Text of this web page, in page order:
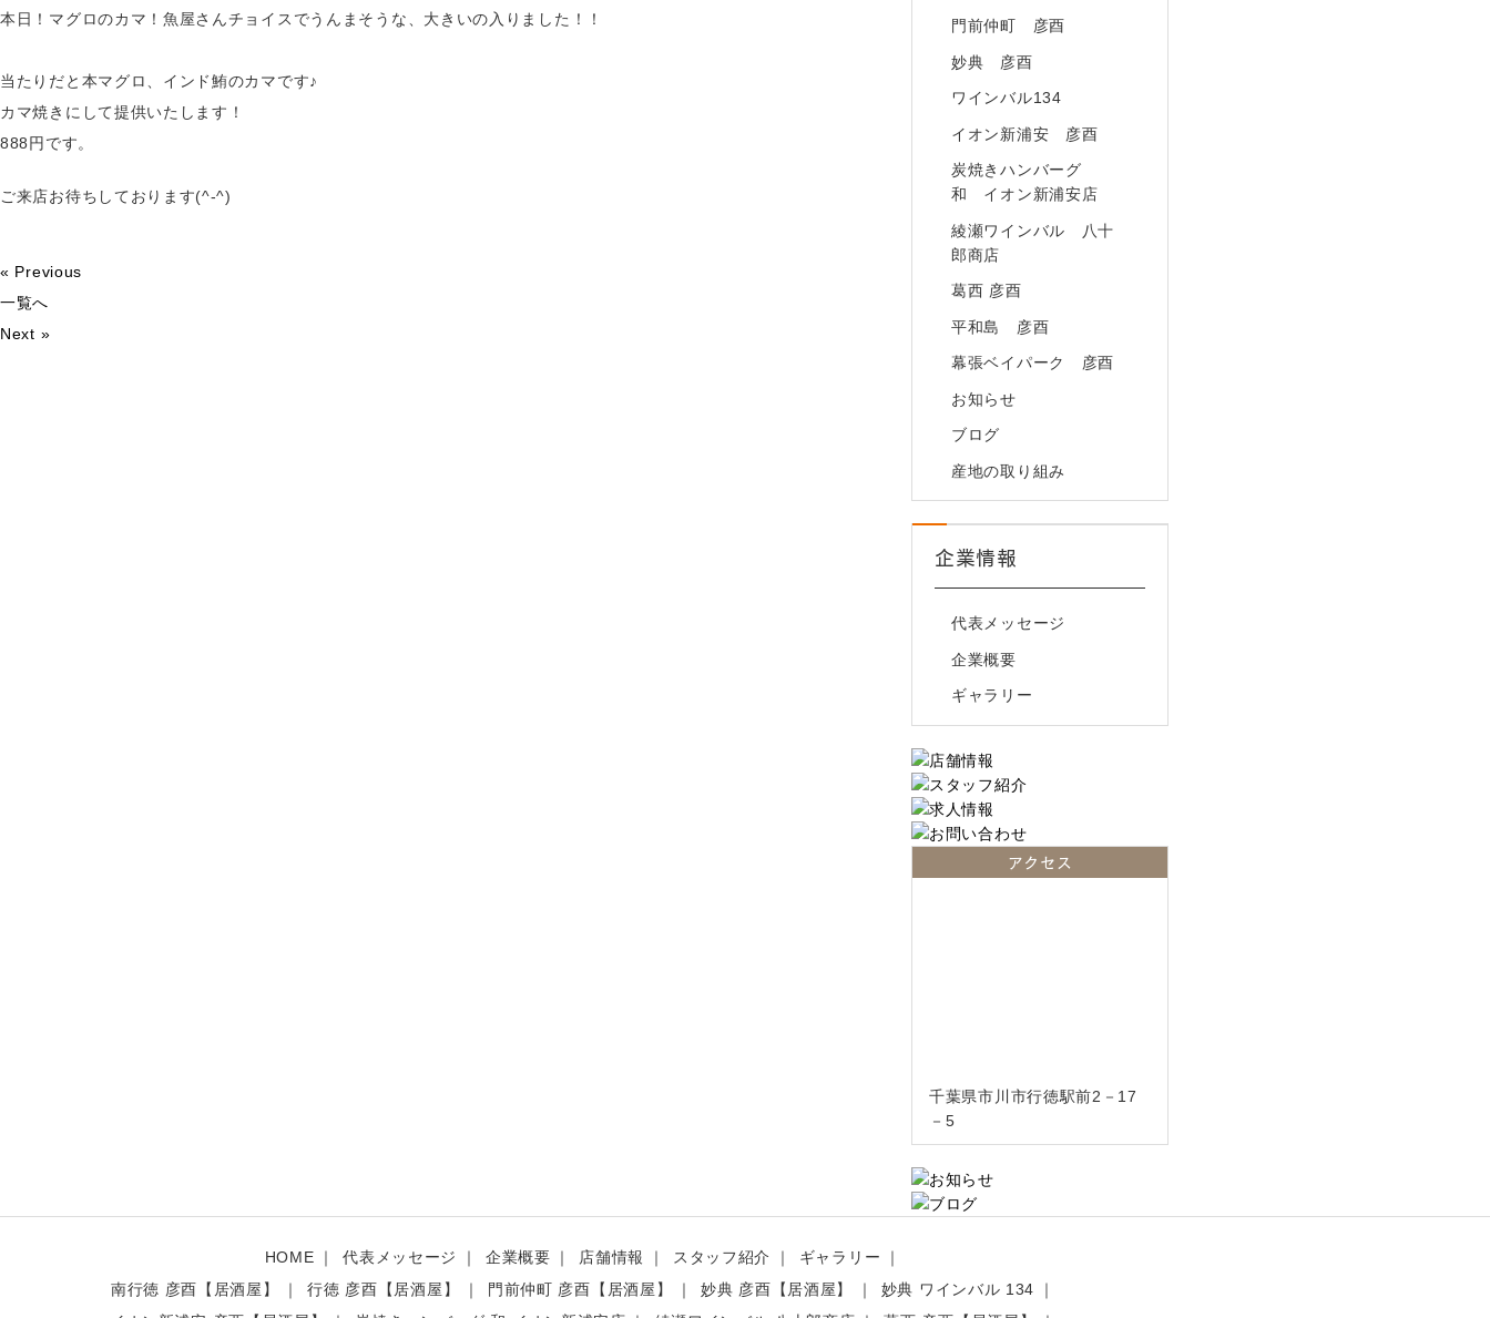
本日！マグロのカマ！魚屋さんチョイスでうんまそうな、大きいの入りました！！
当たりだと本マグロ、インド鮪のカマです♪
カマ焼きにして提供いたします！
888円です。
ご来店お待ちしております(^-^)
« Previous
一覧へ
Next »
門前仲町 彦酉
妙典 彦酉
ワインバル134
イオン新浦安 彦酉
炭焼きハンバーグ
和 イオン新浦安店
綾瀬ワインバル 八十
郎商店
葛西 彦酉
平和島 彦酉
幕張ベイパーク 彦酉
お知らせ
ブログ
産地の取り組み
企業情報
代表メッセージ
企業概要
ギャラリー
アクセス
千葉県市川市行徳駅前2－17
－5
HOME 代表メッセージ 企業概要 店舗情報 スタッフ紹介
ギャラリー
南行徳 彦酉【居酒屋】
行徳 彦酉【居酒屋】 門前仲町 彦酉【居酒屋】 妙典 彦酉【居酒屋】
妙典 ワインバル 134